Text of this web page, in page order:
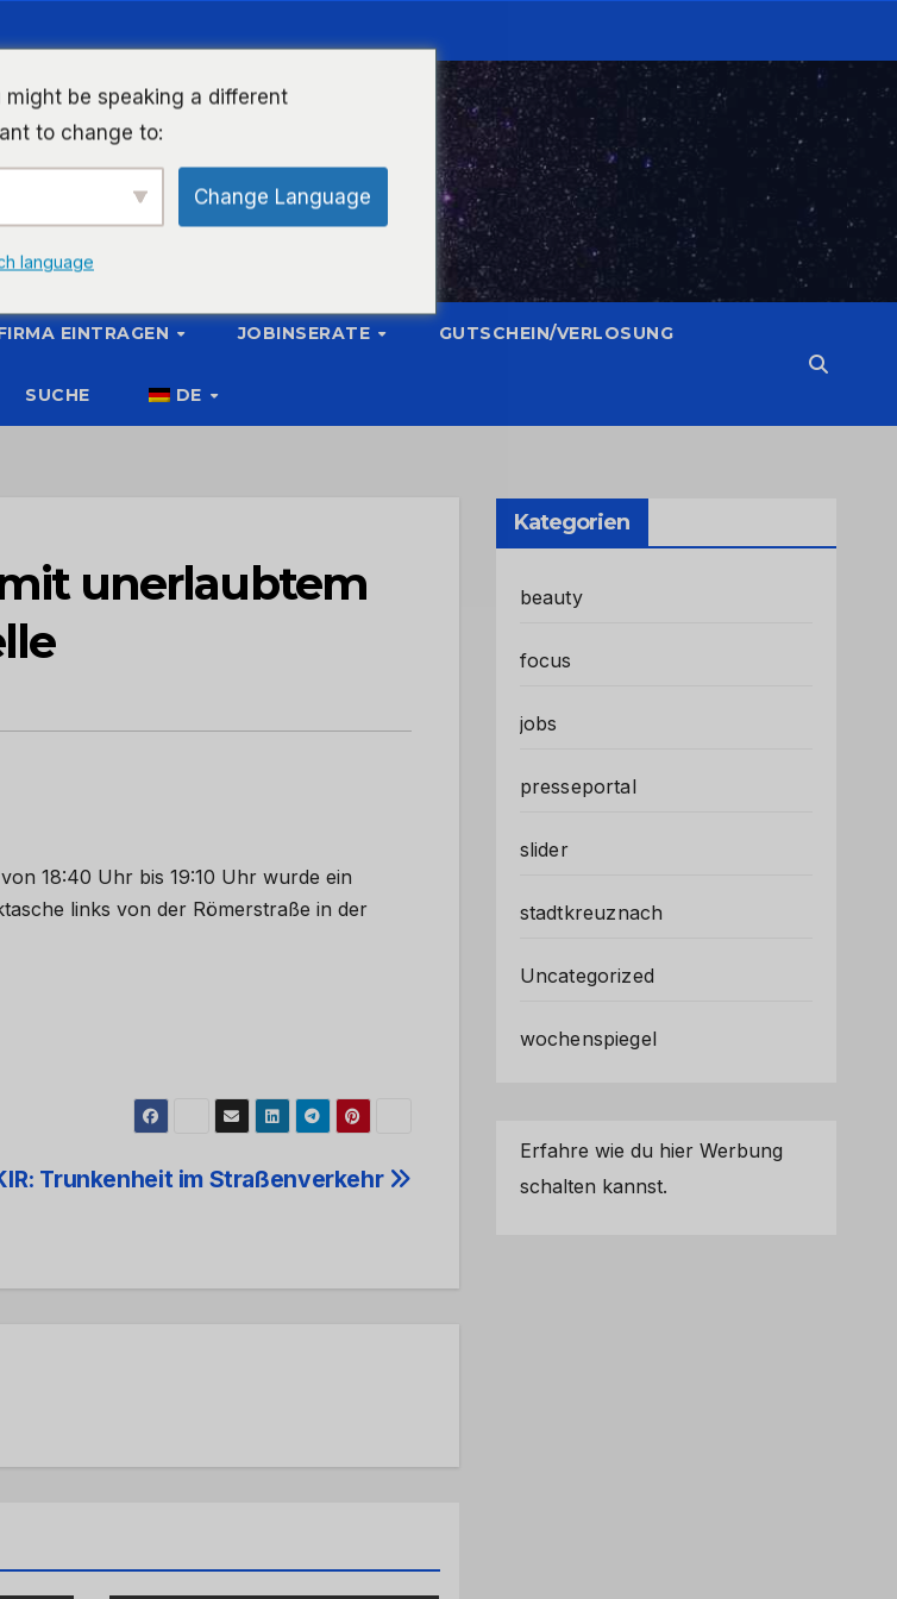
EINTRAGEN JOBINSERATE GUTSCHEIN/VERLOSUNG
SUCHE DE
unerlaubtem
18:40 Uhr bis 19:10 Uhr wurde ein
links von der Römerstraße in der
Trunkenheit im Straßenverkehr
Kategorien
beauty
focus
jobs
presseportal
slider
stadtkreuznach
Uncategorized
wochenspiegel
Erfahre wie du hier Werbung
schalten kannst.
be speaking a different
to change to:
Change Language
language